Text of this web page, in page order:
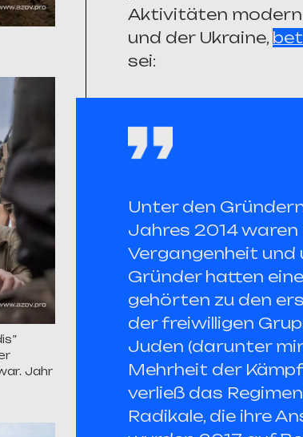
Jahr
Aktivitäten
und der Ukraine,
sei:
Unter den
Jahres 2014
Vergangenheit und
Gründer hatten
gehörten zu den
der freiwilligen
Juden (darunter
Mehrheit der
verließ das
Radikale, die ihre